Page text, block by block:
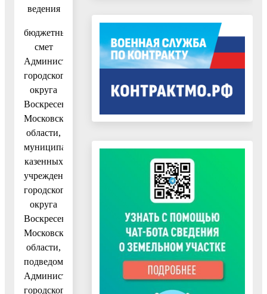
ведения
бюджетных
смет
Администрации
городского
округа
Воскресенск
Московской
области,
муниципальных
казенных
учреждений
городского
округа
Воскресенск
Московской
области,
подведомственных
Администрации
городского